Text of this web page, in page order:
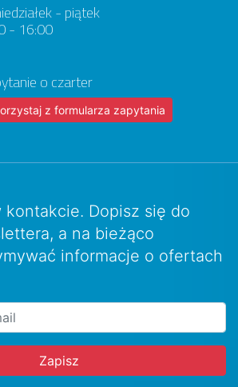
- piątek
- 16:00
o czarter
z formularza zapytania
kontakcie. Dopisz się do
a na bieżąco
informacje o ofertach